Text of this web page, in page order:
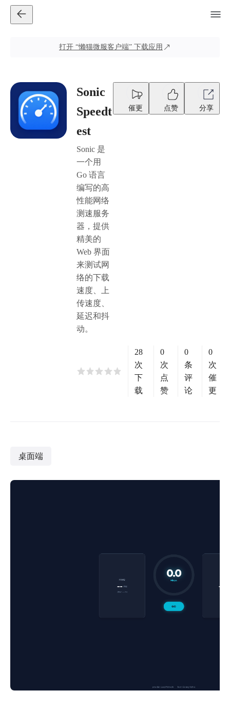
打开 “懒猫微服客户端” 下载应用
Sonic
Speedt
est
Sonic 是
一个用
Go 语言
编写的高
性能网络
测速服务
器，提供
精美的
Web 界面
来测试网
络的下载
速度、上
传速度、
延迟和抖
动。
催更 点赞 分享
28
次
下
载
0
次
点
赞
0
条
评
论
0
次
催
更
桌面端